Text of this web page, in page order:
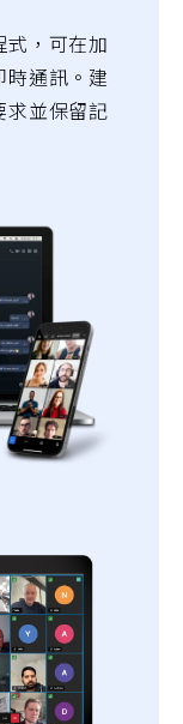
式，可在加
時通訊。建
求並保留記